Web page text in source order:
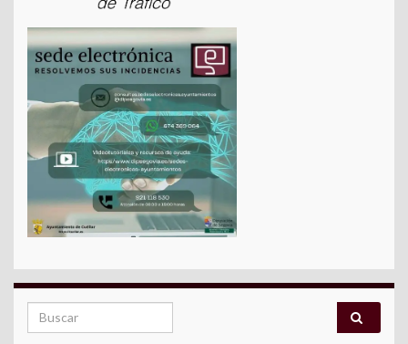
Search for: